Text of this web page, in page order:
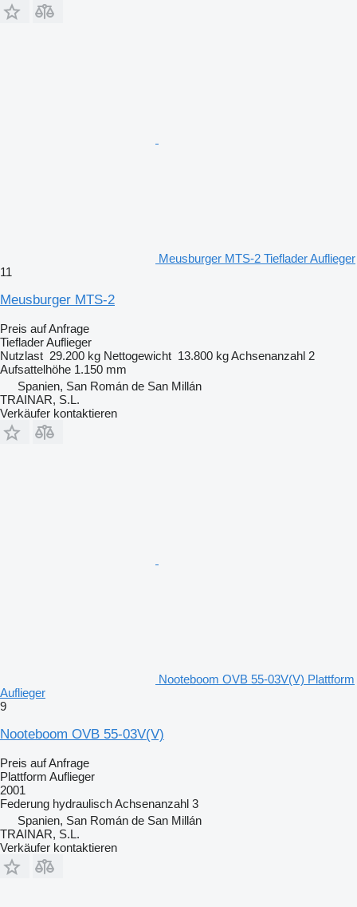
Meusburger MTS-2 Tieflader Auflieger
11
Meusburger MTS-2
Preis auf Anfrage
Tieflader Auflieger
Nutzlast 29.200 kg Nettogewicht 13.800 kgAchsenanzahl 2
Aufsattelhöhe 1.150 mm
Spanien, San Román de San Millán
TRAINAR, S.L.
Verkäufer kontaktieren
Nooteboom OVB 55-03V(V) Plattform
Auflieger
9
Nooteboom OVB 55-03V(V)
Preis auf Anfrage
Plattform Auflieger
2001
Federung hydraulischAchsenanzahl 3
Spanien, San Román de San Millán
TRAINAR, S.L.
Verkäufer kontaktieren